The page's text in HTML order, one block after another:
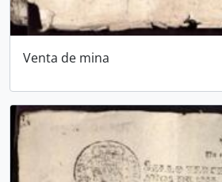
Venta de mina